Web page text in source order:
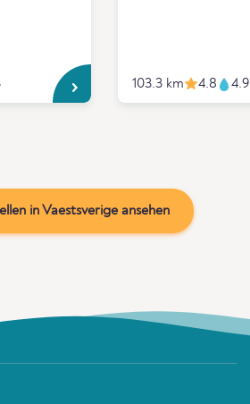
103.3 km 4.8 4.9
in Vaestsverige ansehen